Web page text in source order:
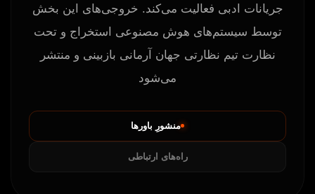
جریانات ادبی فعالیت می‌کند. خروجی‌های این بخش
توسط سیستم‌های هوش مصنوعی استخراج و تحت
نظارت تیم نظارتی جهان آرمانی بازبینی و منتشر
می‌شود
منشورِ باورها
راه‌های ارتباطی